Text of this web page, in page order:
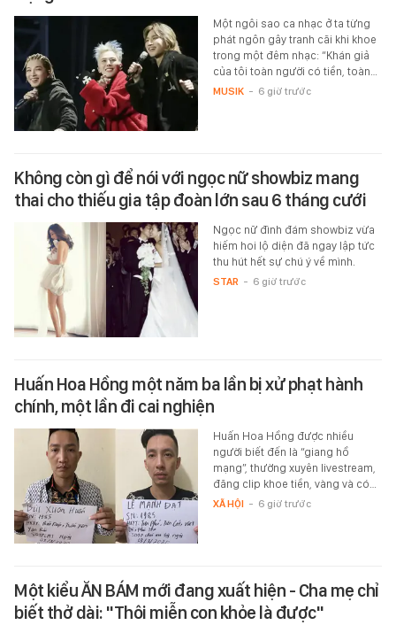
Một ngôi sao ca nhạc ở ta từng
phát ngôn gây tranh cãi khi khoe
trong một đêm nhạc: “Khán giả
của tôi toàn người có tiền, toàn…
MUSIK - 6 giờ trước
Không còn gì để nói với ngọc nữ showbiz mang
thai cho thiếu gia tập đoàn lớn sau 6 tháng cưới
Ngọc nữ đình đám showbiz vừa
hiếm hoi lộ diện đã ngay lập tức
thu hút hết sự chú ý về mình.
STAR - 6 giờ trước
Huấn Hoa Hồng một năm ba lần bị xử phạt hành
chính, một lần đi cai nghiện
Huấn Hoa Hồng được nhiều
người biết đến là “giang hồ
mạng”, thường xuyên livestream,
đăng clip khoe tiền, vàng và có…
XÃ HỘI - 6 giờ trước
Một kiểu ĂN BÁM mới đang xuất hiện - Cha mẹ chỉ
biết thở dài: "Thôi miễn con khỏe là được"